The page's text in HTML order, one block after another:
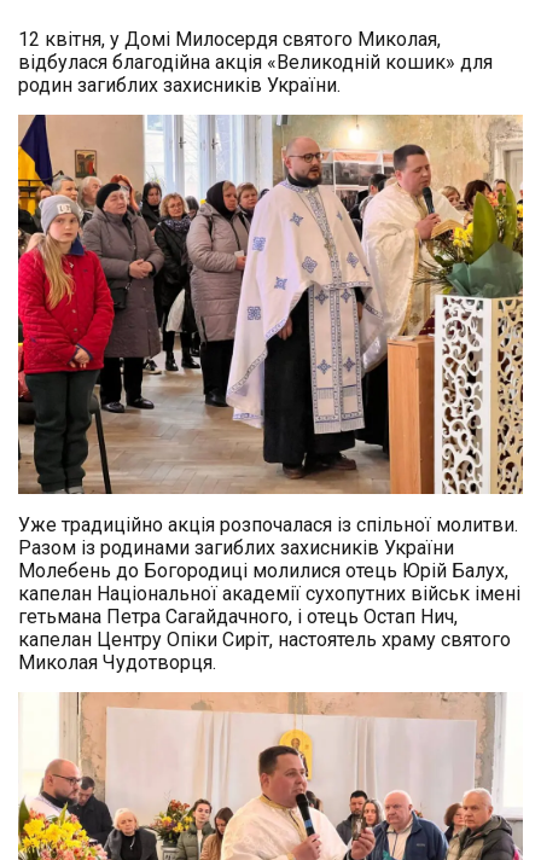
12 квітня, у Домі Милосердя святого Миколая,
відбулася благодійна акція «Великодній кошик» для
родин загиблих захисників України.
Уже традиційно акція розпочалася із спільної молитви.
Разом із родинами загиблих захисників України
Молебень до Богородиці молилися отець Юрій Балух,
капелан Національної академії сухопутних військ імені
гетьмана Петра Сагайдачного, і отець Остап Нич,
капелан Центру Опіки Сиріт, настоятель храму святого
Миколая Чудотворця.